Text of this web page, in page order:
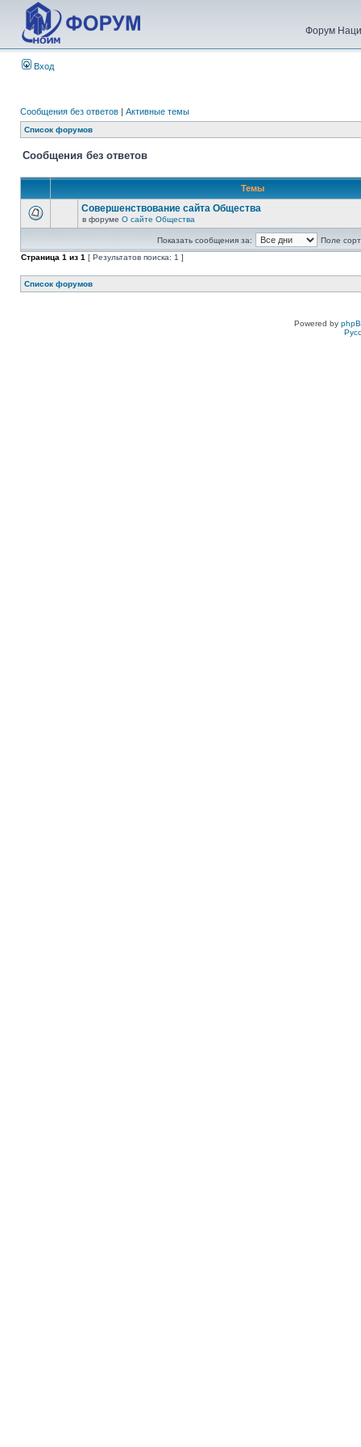
Форум
Вход
Сообщения без ответов | Активные темы
Список форумов
Сообщения без ответов
Темы
Совершенствование сайта Общества
в форуме О сайте Общества
Показать сообщения за:
Поле
Страница 1 из 1 [ Результатов поиска: 1 ]
Список форумов
Powered by